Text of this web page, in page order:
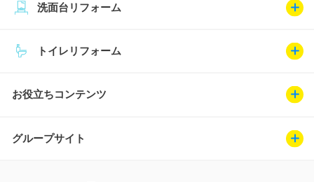
トイレリフォーム
洗面台リフォーム
お役立ちコンテンツ
グループサイト